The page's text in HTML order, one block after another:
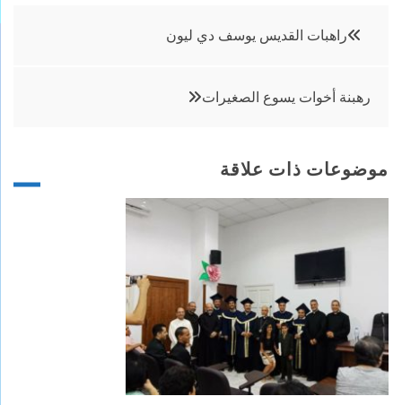
تصفّح
المقالات
راهبات القديس يوسف دي ليون
رهبنة أخوات يسوع الصغيرات
موضوعات ذات علاقة